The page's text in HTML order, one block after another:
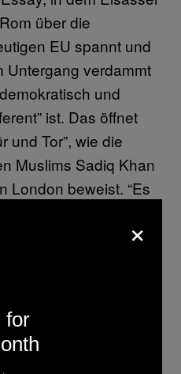
über die
EU spannt und
Untergang verdammt
und
ist. Das öffnet
und Tor”, wie die
Muslims Sadiq Khan
London beweist. “Es
Liberalität,
in eine nicht-
Je mehr
desto schneller
voran.” Diese Art
normal in der
sind grundsätzlich
×
for